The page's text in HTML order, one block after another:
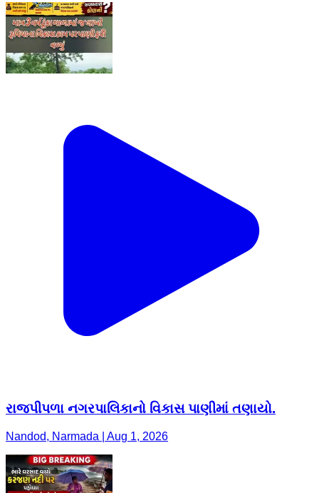
રાજપીપળા નગરપાલિકાનો વિકાસ પાણીમાં તણાયો.
Nandod, Narmada | Aug 1, 2026